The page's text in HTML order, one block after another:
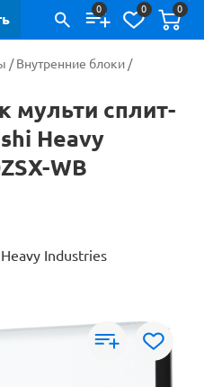
0 0 0
/Внутренние блоки /
мульти сплит-
Heavy
WB
Industries